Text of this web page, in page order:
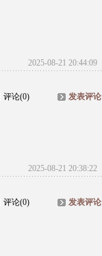
2025-08-21 20:44:09
评论(0) 发表评论
2025-08-21 20:38:22
评论(0) 发表评论